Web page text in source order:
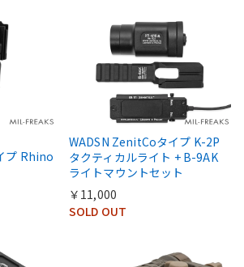
プ Rhino
WADSN ZenitCoタイプ K-2P
タクティカルライト + B-9AK
ライトマウントセット
￥11,000
SOLD OUT